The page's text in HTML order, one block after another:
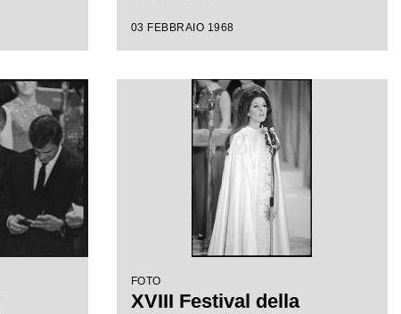
03 FEBBRAIO 1968
FOTO
XVIII Festival della